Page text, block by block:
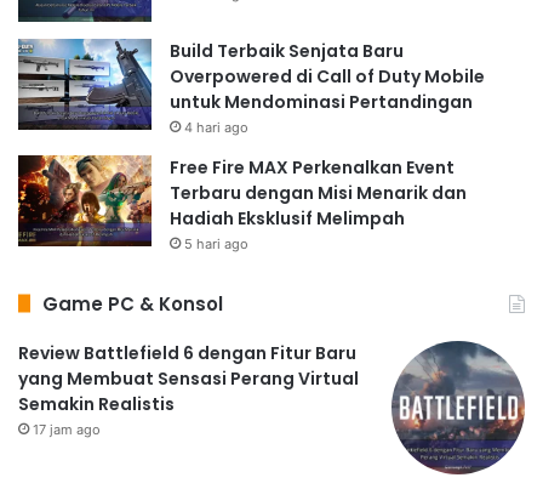
Build Terbaik Senjata Baru
Overpowered di Call of Duty Mobile
untuk Mendominasi Pertandingan
4 hari ago
Free Fire MAX Perkenalkan Event
Terbaru dengan Misi Menarik dan
Hadiah Eksklusif Melimpah
5 hari ago
Game PC & Konsol
Review Battlefield 6 dengan Fitur Baru
yang Membuat Sensasi Perang Virtual
Semakin Realistis
17 jam ago